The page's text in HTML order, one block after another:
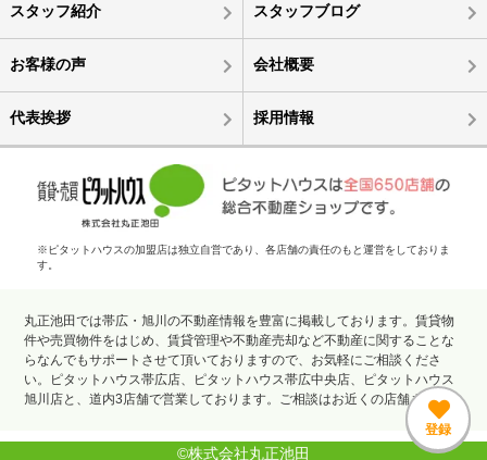
スタッフ紹介 スタッフブログ
お客様の声 会社概要
代表挨拶 採用情報
※ピタットハウスの加盟店は独立自営であり、各店舗の責任のもと運営をしておりま
す。
丸正池田では帯広・旭川の不動産情報を豊富に掲載しております。賃貸物
件や売買物件をはじめ、賃貸管理や不動産売却など不動産に関することな
らなんでもサポートさせて頂いておりますので、お気軽にご相談くださ
い。ピタットハウス帯広店、ピタットハウス帯広中央店、ピタットハウス
旭川店と、道内3店舗で営業しております。ご相談はお近くの店舗まで。
©株式会社丸正池田